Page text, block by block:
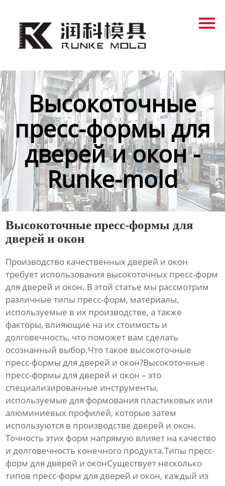
Продукция
КонтактыВысокоточные
пресс-формы для
дверей и окон -
Runke-mold
Высокоточные пресс-формы для
дверей и окон
Производство качественных дверей и окон
требует использования высокоточных пресс-форм
для дверей и окон. В этой статье мы рассмотрим
различные типы пресс-форм, материалы,
используемые в их производстве, а также
факторы, влияющие на их стоимость и
долговечность, что поможет вам сделать
осознанный выбор.Что такое высокоточные
пресс-формы для дверей и окон?Высокоточные
пресс-формы для дверей и окон – это
специализированные инструменты,
используемые для формования пластиковых или
алюминиевых профилей, которые затем
используются в производстве дверей и окон.
Точность этих форм напрямую влияет на качество
и долговечность конечного продукта.Типы пресс-
форм для дверей и оконСуществует несколько
типов пресс-форм для дверей и окон, каждый из